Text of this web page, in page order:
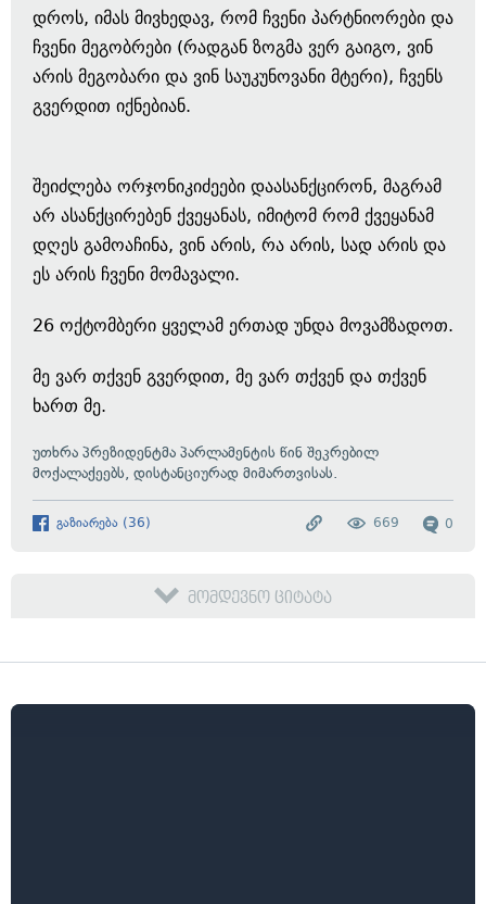
დროს, იმას მივხედავ, რომ ჩვენი პარტნიორები და
ჩვენი მეგობრები (რადგან ზოგმა ვერ გაიგო, ვინ
არის მეგობარი და ვინ საუკუნოვანი მტერი), ჩვენს
გვერდით იქნებიან.
შეიძლება ორჯონიკიძეები დაასანქცირონ, მაგრამ
არ ასანქცირებენ ქვეყანას, იმიტომ რომ ქვეყანამ
დღეს გამოაჩინა, ვინ არის, რა არის, სად არის და
ეს არის ჩვენი მომავალი.
26 ოქტომბერი ყველამ ერთად უნდა მოვამზადოთ.
მე ვარ თქვენ გვერდით, მე ვარ თქვენ და თქვენ
ხართ მე.
უთხრა პრეზიდენტმა პარლამენტის წინ შეკრებილ
მოქალაქეებს, დისტანციურად მიმართვისას.
გაზიარება (36) 0
669
მომდევნო ციტატა